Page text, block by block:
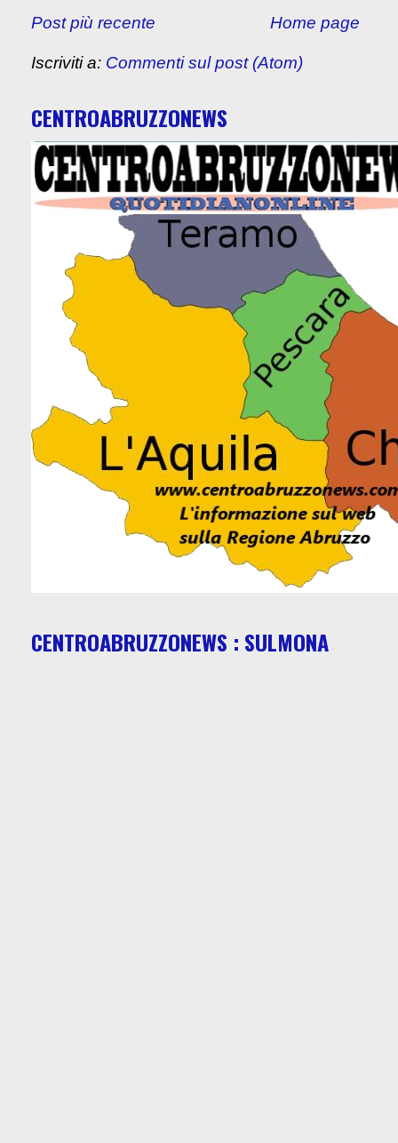
Post più recente Home page
Iscriviti a: Commenti sul post (Atom)
CENTROABRUZZONEWS
CENTROABRUZZONEWS : SULMONA